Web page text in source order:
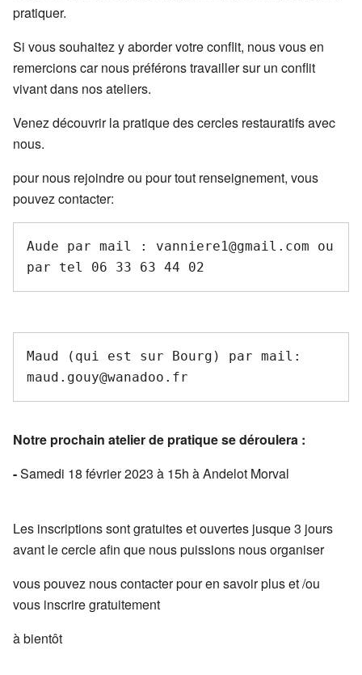
pratiquer.
Si vous souhaitez y aborder votre conflit, nous vous en
remercions car nous préférons travailler sur un conflit
vivant dans nos ateliers.
Venez découvrir la pratique des cercles restauratifs avec
nous.
pour nous rejoindre ou pour tout renseignement, vous
pouvez contacter:
Aude par mail : vanniere1@gmail.com ou
Maud (qui est sur Bourg) par mail:
Notre prochain atelier de pratique se déroulera :
-Samedi 18 février 2023 à 15h à Andelot Morval
Les inscriptions sont gratuites et ouvertes jusque 3 jours
avant le cercle afin que nous puissions nous organiser
vous pouvez nous contacter pour en savoir plus et /ou
vous inscrire gratuitement
à bientôt